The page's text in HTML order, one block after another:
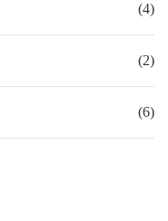
(4)
(2)
(6)